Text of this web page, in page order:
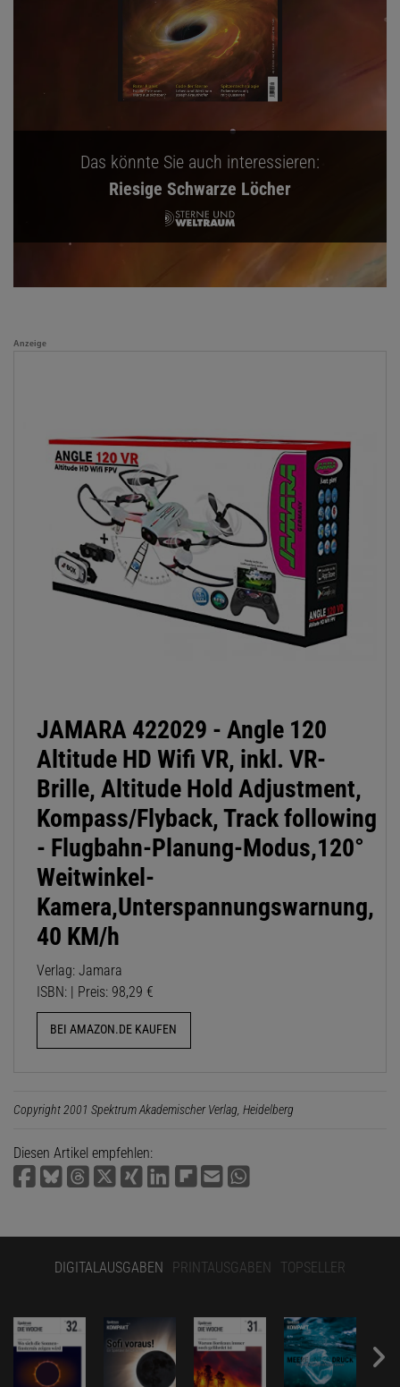
Das könnte Sie auch interessieren:
Riesige Schwarze Löcher
Anzeige
JAMARA 422029 - Angle 120
Altitude HD Wifi VR, inkl. VR-
Brille, Altitude Hold Adjustment,
Kompass/Flyback, Track following
- Flugbahn-Planung-Modus,120°
Weitwinkel-
Kamera,Unterspannungswarnung,
40 KM/h
Verlag: Jamara
ISBN: | Preis: 98,29 €
BEI AMAZON.DE KAUFEN
Copyright 2001 Spektrum Akademischer Verlag, Heidelberg
Diesen Artikel empfehlen:
DIGITALAUSGABEN PRINTAUSGABEN TOPSELLER